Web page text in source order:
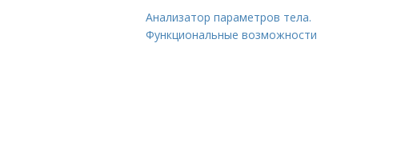
Анализатор параметров тела.
Функциональные возможности